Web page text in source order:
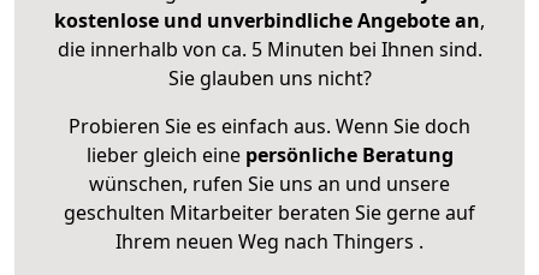
kostenlose und unverbindliche Angebote an,
die innerhalb von ca. 5 Minuten bei Ihnen sind.
Sie glauben uns nicht?
Probieren Sie es einfach aus. Wenn Sie doch
lieber gleich eine persönliche Beratung
wünschen, rufen Sie uns an und unsere
geschulten Mitarbeiter beraten Sie gerne auf
Ihrem neuen Weg nach Thingers .